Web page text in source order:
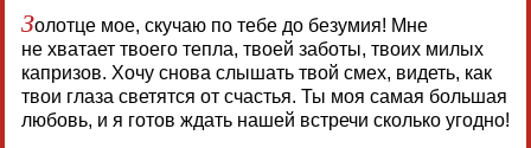
Золотце мое, скучаю по тебе до безумия! Мне
не хватает твоего тепла, твоей заботы, твоих милых
капризов. Хочу снова слышать твой смех, видеть, как
твои глаза светятся от счастья. Ты моя самая большая
любовь, и я готов ждать нашей встречи сколько угодно!